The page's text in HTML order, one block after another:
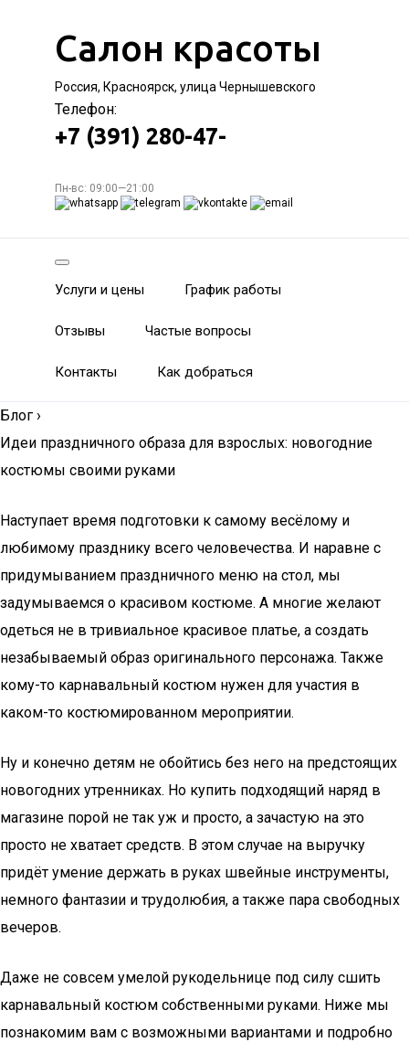
Салон красоты
Россия, Красноярск, улица Чернышевского
Телефон:
+7 (391) 280-47-
Пн-вс: 09:00—21:00
Услуги и цены График работы
Отзывы Частые вопросы
Контакты Как добраться
Блог ›
Идеи праздничного образа для взрослых: новогодние
костюмы своими руками
Наступает время подготовки к самому весёлому и
любимому празднику всего человечества. И наравне с
придумыванием праздничного меню на стол, мы
задумываемся о красивом костюме. А многие желают
одеться не в тривиальное красивое платье, а создать
незабываемый образ оригинального персонажа. Также
кому-то карнавальный костюм нужен для участия в
каком-то костюмированном мероприятии.
Ну и конечно детям не обойтись без него на предстоящих
новогодних утренниках. Но купить подходящий наряд в
магазине порой не так уж и просто, а зачастую на это
просто не хватает средств. В этом случае на выручку
придёт умение держать в руках швейные инструменты,
немного фантазии и трудолюбия, а также пара свободных
вечеров.
Даже не совсем умелой рукодельнице под силу сшить
карнавальный костюм собственными руками. Ниже мы
познакомим вам с возможными вариантами и подробно